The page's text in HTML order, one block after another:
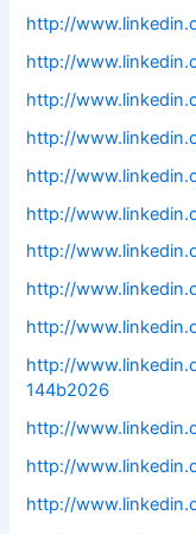
http://
http://
http://
http://
http://
http://
http://
http://
http://
http://
144b2026
http://
http://
http://